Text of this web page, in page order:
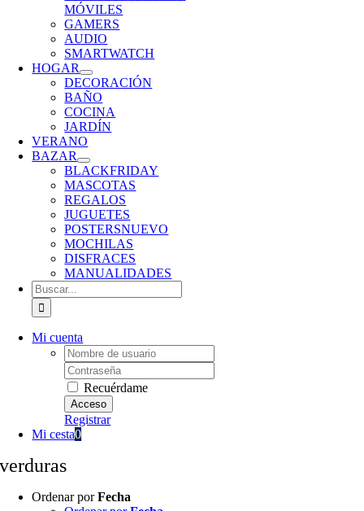
MÓVILES
GAMERS
AUDIO
SMARTWATCH
HOGAR
DECORACIÓN
BAÑO
COCINA
JARDÍN
VERANO
BAZAR
BLACKFRIDAY
MASCOTAS
REGALOS
JUGUETES
POSTERSNUEVO
MOCHILAS
DISFRACES
MANUALIDADES
Buscar:
Mi cuenta
Username:
Password:
Recuérdame
Registrar
Mi cesta0
verduras
Ordenar porFecha